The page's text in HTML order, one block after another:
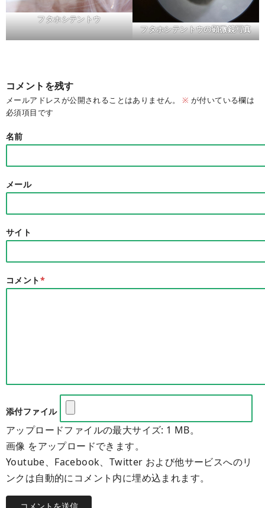
フタホシテントウ
フタホシテントウの顕微鏡写真
コメントを残す
メールアドレスが公開されることはありません。 ※ が付いている欄は
必須項目です
名前
メール
サイト
コメント*
添付ファイル
アップロードファイルの最大サイズ: 1 MB。
画像 をアップロードできます。
Youtube、Facebook、Twitter および他サービスへのリ
ンクは自動的にコメント内に埋め込まれます。